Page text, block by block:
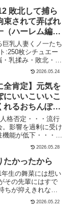
射精はお
ラ、ディープスロ
くん）トラック4:
射精時間 12:02）
他の女の子の話題
甘やかしてあげる
最後はみ
みサークル:制服
音ディーブルスト
さい
。※前作お母さん
物語の関係がない
お楽しみいただけ
1485×2100ピクセ
、必死に俺をその
の俺は、果たして
か――。これは童貞
ションで試練を乗
語である。【作品
生とのセックス・
ションです. 作中
人物や団体などと
すべて成人済み。※
ります。※AIイラス
ど差異）はあるの
敗北して捕ら
束されて弄ばれ
（ハーレム編）
乳人妻くノ一たち
:250枚シチュエー
乳揉み・敗北・拘
画像は解像度を下
2026.05.24
全肯定】元気を
いいこいいこ
れるおちんぽケ
格否定・・・流行
影響を過剰に受け
能が低下・・・実
チンポじゃないん
までも過剰に恐れ
交際率の低下をひ
政は対策の一環と
い自己肯定欠乏症に
おちんぽのケアを
感とおちんぽを、
2026.05.28
たかったから
生の舞菜には想い
その先輩にはすで
ちが抑えきれない
踏み切る。先輩の
を愛撫して想いを
2026.05.22